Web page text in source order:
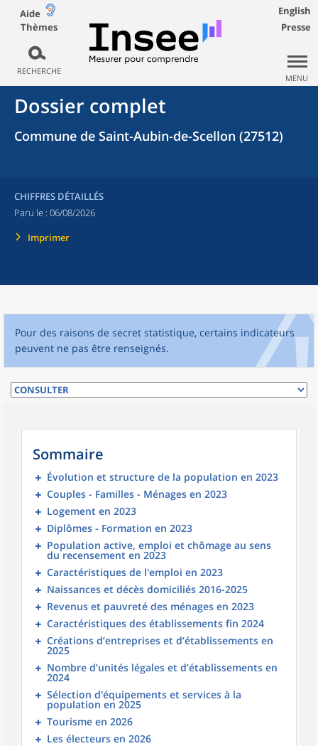
Aide
Thèmes
RECHERCHE
English
Presse
MENU
Dossier complet
Commune de Saint-Aubin-de-Scellon (27512)
CHIFFRES DÉTAILLÉS
Paru le : 06/08/2026
Imprimer
Pour des raisons de secret statistique, certains indicateurs
peuvent ne pas être renseignés.
Sommaire
Évolution et structure de la population en 2023
Couples - Familles - Ménages en 2023
Logement en 2023
Diplômes - Formation en 2023
Population active, emploi et chômage au sens
du recensement en 2023
Caractéristiques de l'emploi en 2023
Naissances et décès domiciliés 2016-2025
Revenus et pauvreté des ménages en 2023
Caractéristiques des établissements fin 2024
Créations d’entreprises et d’établissements en
2025
Nombre d’unités légales et d’établissements en
2024
Sélection d'équipements et services à la
population en 2025
Tourisme en 2026
Les électeurs en 2026